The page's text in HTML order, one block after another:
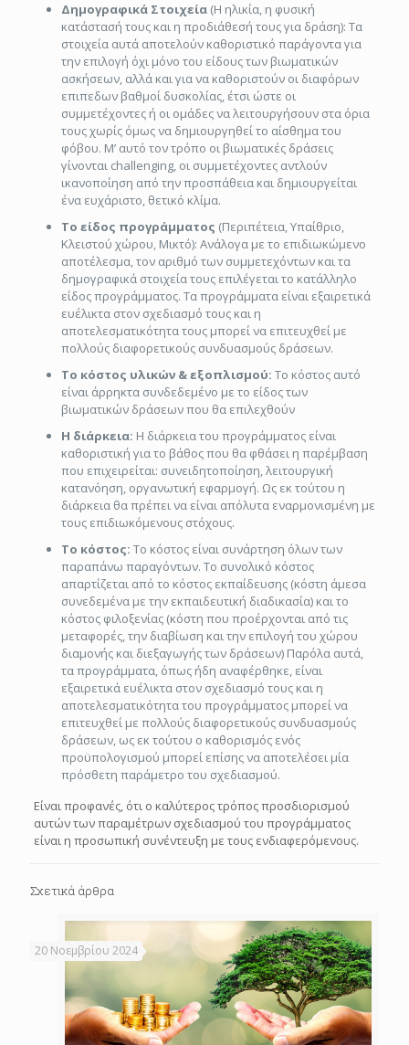
Δημογραφικά Στοιχεία(Η ηλικία, η φυσική
κατάστασή τους και η προδιάθεσή τους για δράση): Τα
στοιχεία αυτά αποτελούν καθοριστικό παράγοντα για
την επιλογή όχι μόνο του είδους των βιωματικών
ασκήσεων, αλλά και για να καθοριστούν οι διαφόρων
επιπεδων βαθμοί δυσκολίας, έτσι ώστε οι
συμμετέχοντες ή οι ομάδες να λειτουργήσουν στα όρια
τους χωρίς όμως να δημιουργηθεί το αίσθημα του
φόβου. Μ’ αυτό τον τρόπο οι βιωματικές δράσεις
γίνονται challenging, οι συμμετέχοντες αντλούν
ικανοποίηση από την προσπάθεια και δημιουργείται
ένα ευχάριστο, θετικό κλίμα.
Το είδος προγράμματος (Περιπέτεια, Υπαίθριο,
Κλειστού χώρου, Μικτό): Ανάλογα με το επιδιωκώμενο
αποτέλεσμα, τον αριθμό των συμμετεχόντων και τα
δημογραφικά στοιχεία τους επιλέγεται το κατάλληλο
είδος προγράμματος. Τα προγράμματα είναι εξαιρετικά
ευέλικτα στον σχεδιασμό τους και η
αποτελεσματικότητα τους μπορεί να επιτευχθεί με
πολλούς διαφορετικούς συνδυασμούς δράσεων.
Το κόστος υλικών & εξοπλισμού: Το κόστος αυτό
είναι άρρηκτα συνδεδεμένο με το είδος των
βιωματικών δράσεων που θα επιλεχθούν
Η διάρκεια: Η διάρκεια του προγράμματος είναι
καθοριστική για το βάθος που θα φθάσει η παρέμβαση
που επιχειρείται: συνειδητοποίηση, λειτουργική
κατανόηση, οργανωτική εφαρμογή. Ως εκ τούτου η
διάρκεια θα πρέπει να είναι απόλυτα εναρμονισμένη με
τους επιδιωκόμενους στόχους.
Το κόστος: Το κόστος είναι συνάρτηση όλων των
παραπάνω παραγόντων. Το συνολικό κόστος
απαρτίζεται από το κόστος εκπαίδευσης (κόστη άμεσα
συνεδεμένα με την εκπαιδευτική διαδικασία) και το
κόστος φιλοξενίας (κόστη που προέρχονται από τις
μεταφορές, την διαβίωση και την επιλογή του χώρου
διαμονής και διεξαγωγής των δράσεων) Παρόλα αυτά,
τα προγράμματα, όπως ήδη αναφέρθηκε, είναι
εξαιρετικά ευέλικτα στον σχεδιασμό τους και η
αποτελεσματικότητα του προγράμματος μπορεί να
επιτευχθεί με πολλούς διαφορετικούς συνδυασμούς
δράσεων, ως εκ τούτου ο καθορισμός ενός
προϋπολογισμού μπορεί επίσης να αποτελέσει μία
πρόσθετη παράμετρο του σχεδιασμού.
Είναι προφανές, ότι ο καλύτερος τρόπος προσδιορισμού
αυτών των παραμέτρων σχεδιασμού του προγράμματος
είναι η προσωπική συνέντευξη με τους ενδιαφερόμενους.
Σχετικά άρθρα
20 Νοεμβρίου 2024